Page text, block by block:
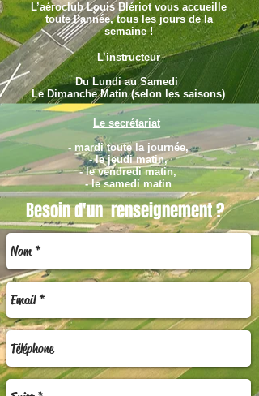
L’aéroclub Louis Blériot vous accueille
toute l’année, tous les jours de la
semaine !
L’instructeur
Du Lundi au Samedi
Le Dimanche Matin (selon les saisons)
Le secrétariat
- mardi toute la journée,
- le jeudi matin,
- le vendredi matin,
- le samedi matin
Besoin d'un renseignement ?